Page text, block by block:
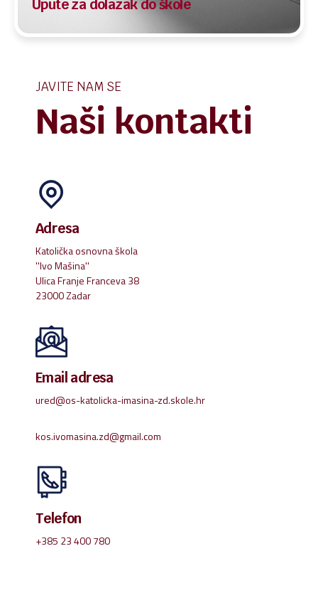
Upute za dolazak do škole
JAVITE NAM SE
Naši kontakti
Adresa
Katolička osnovna škola
''Ivo Mašina''
Ulica Franje Franceva 38
23000 Zadar
Email adresa
ured@os-katolicka-imasina-zd.skole.hr
kos.ivomasina.zd@gmail.com
Telefon
+385 23 400 780